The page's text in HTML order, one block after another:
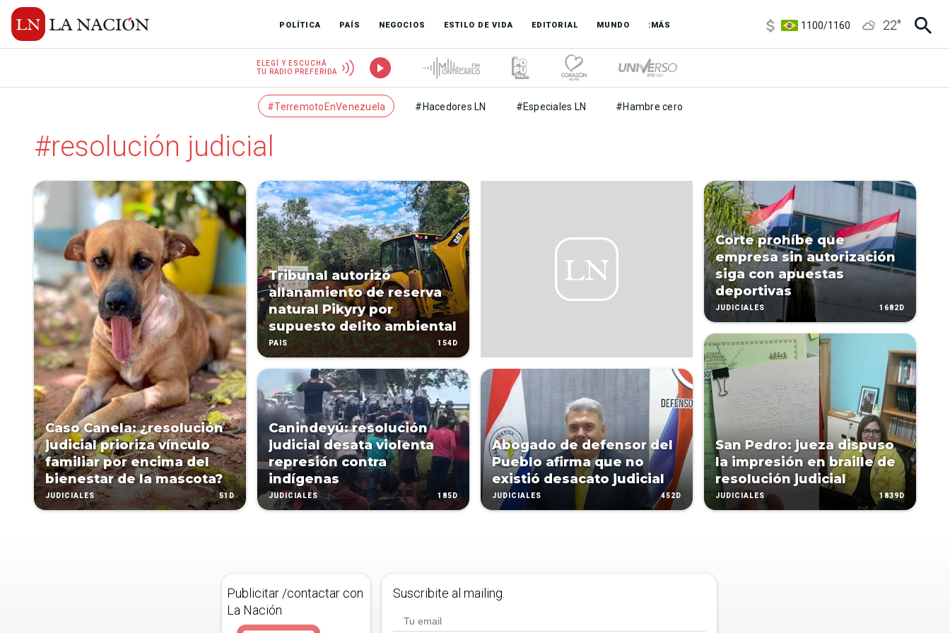
POLÍTICA PAÍS NEGOCIOS ESTILO DE VIDA EDITORIAL MUNDO :MÁS
1100/1160
22°
ELEGÍ Y ESCUCHÁ
TU RADIO PREFERIDA
#TerremotoEnVenezuela #Hacedores LN #Especiales LN #Hambre cero
#resolución judicial
Caso Canela: ¿resolución
judicial prioriza vínculo
familiar por encima del
bienestar de la mascota?
JUDICIALES 51D
Tribunal autorizó
allanamiento de reserva
natural Pikyry por
supuesto delito ambiental
PAÍS 154D
Canindeyú: resolución
judicial desata violenta
represión contra
indígenas
JUDICIALES 185D
Abogado de defensor del
Pueblo afirma que no
existió desacato judicial
JUDICIALES 452D
Corte prohíbe que
empresa sin autorización
siga con apuestas
deportivas
JUDICIALES 1682D
San Pedro: jueza dispuso
la impresión en braille de
resolución judicial
JUDICIALES 1839D
Publicitar /contactar con
La Nación
Suscribite al mailing.